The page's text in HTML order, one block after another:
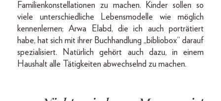
Familienkonstellationen zu machen. Kinder sollen so
viele unterschiedliche Lebensmodelle wie möglich
kennenlernen; Arwa Elabd, die ich auch porträtiert
habe, hat sich mit ihrer Buchhandlung „bibliobox“ darauf
spezialisiert. Natürlich gehört auch dazu, in einem
Haushalt alle Tätigkeiten abwechselnd zu machen.